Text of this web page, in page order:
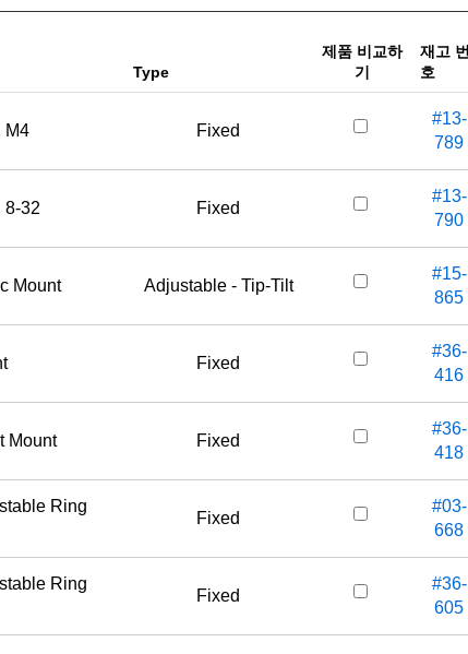
Type
제품 비교하
기
재고 번
호
M4 Fixed
#13-
789
8-32 Fixed
#13-
790
Mount Adjustable - Tip-Tilt
#15-
865
Fixed
#36-
416
Mount Fixed
#36-
418
Ring
Fixed
#03-
668
Ring
Fixed
#36-
605